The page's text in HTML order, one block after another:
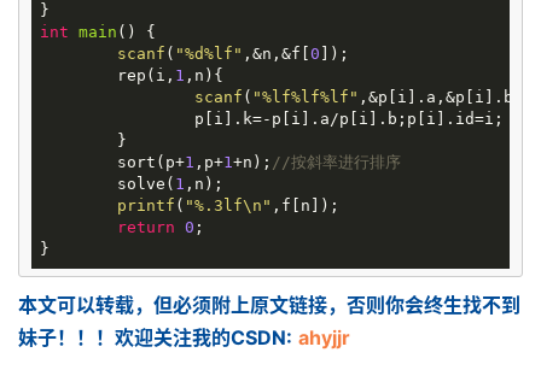
int main ()
{
scanf ( "%d%lf" ,&n,&f[ 0 ]);
	rep(i,
1 ,n){
scanf ( "%lf%lf%lf"
	sort(p+
1 ,p+1+n); //按斜率进行排序
	solve(
1 ,n);
printf ( "%.3lf\n" ,f[n]);
return 0 ;
本文可以转载，但必须附上原文链接，否则你会终生找不到
妹子！！！欢迎关注我的CSDN: ahyjjr